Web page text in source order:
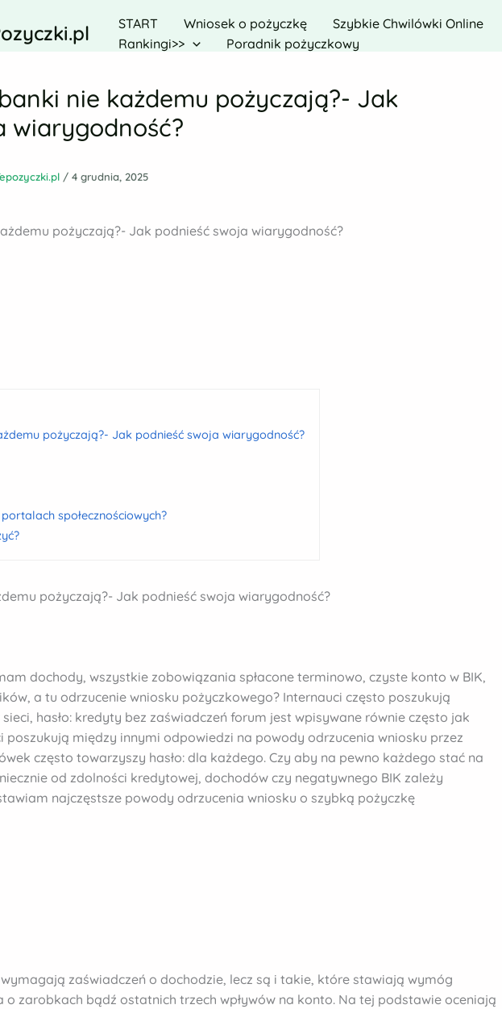
START Wniosek o pożyczkę Szybkie Chwilówki Online
Rankingi>>
Poradnik pożyczkowy
nie każdemu pożyczają?- Jak
wiarygodność?
/ 4 grudnia, 2025
pożyczają?- Jak podnieść swoja wiarygodność?
społecznościowych?
pożyczają?- Jak podnieść swoja wiarygodność?
dochody, wszystkie zobowiązania spłacone terminowo, czyste konto w BIK,
a tu odrzucenie wniosku pożyczkowego? Internauci często poszukują
hasło: kredyty bez zaświadczeń forum jest wpisywane równie często jak
poszukują między innymi odpowiedzi na powody odrzucenia wniosku przez
często towarzyszy hasło: dla każdego. Czy aby na pewno każdego stać na
od zdolności kredytowej, dochodów czy negatywnego BIK zależy
najczęstsze powody odrzucenia wniosku o szybką pożyczkę
zaświadczeń o dochodzie, lecz są i takie, które stawiają wymóg
zarobkach bądź ostatnich trzech wpływów na konto. Na tej podstawie oceniają